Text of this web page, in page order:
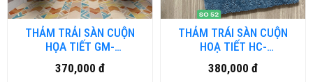
THẢM TRẢI SÀN CUỘN
HỌA TIẾT GM-
HFM.LUXURY01-HNM
370,000 đ
THẢM TRÁI SÀN CUỘN
HOẠ TIẾT HC-
SOGOOD.HNM
380,000 đ